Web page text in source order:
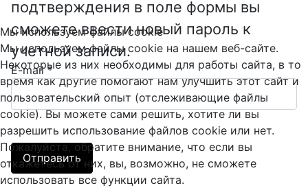
подтверждения в поле формы вы
сможете ввести новый пароль к
учетной записи.
E-mail*
Отправить
Мы используем файлы cookie
Мы используем файлы cookie на нашем веб-сайте.
Некоторые из них необходимы для работы сайта, в то
время как другие помогают нам улучшить этот сайт и
пользовательский опыт (отслеживающие файлы
cookie). Вы можете сами решить, хотите ли вы
разрешить использование файлов cookie или нет.
Пожалуйста, обратите внимание, что если вы
откажетесь от них, вы, возможно, не сможете
использовать все функции сайта.